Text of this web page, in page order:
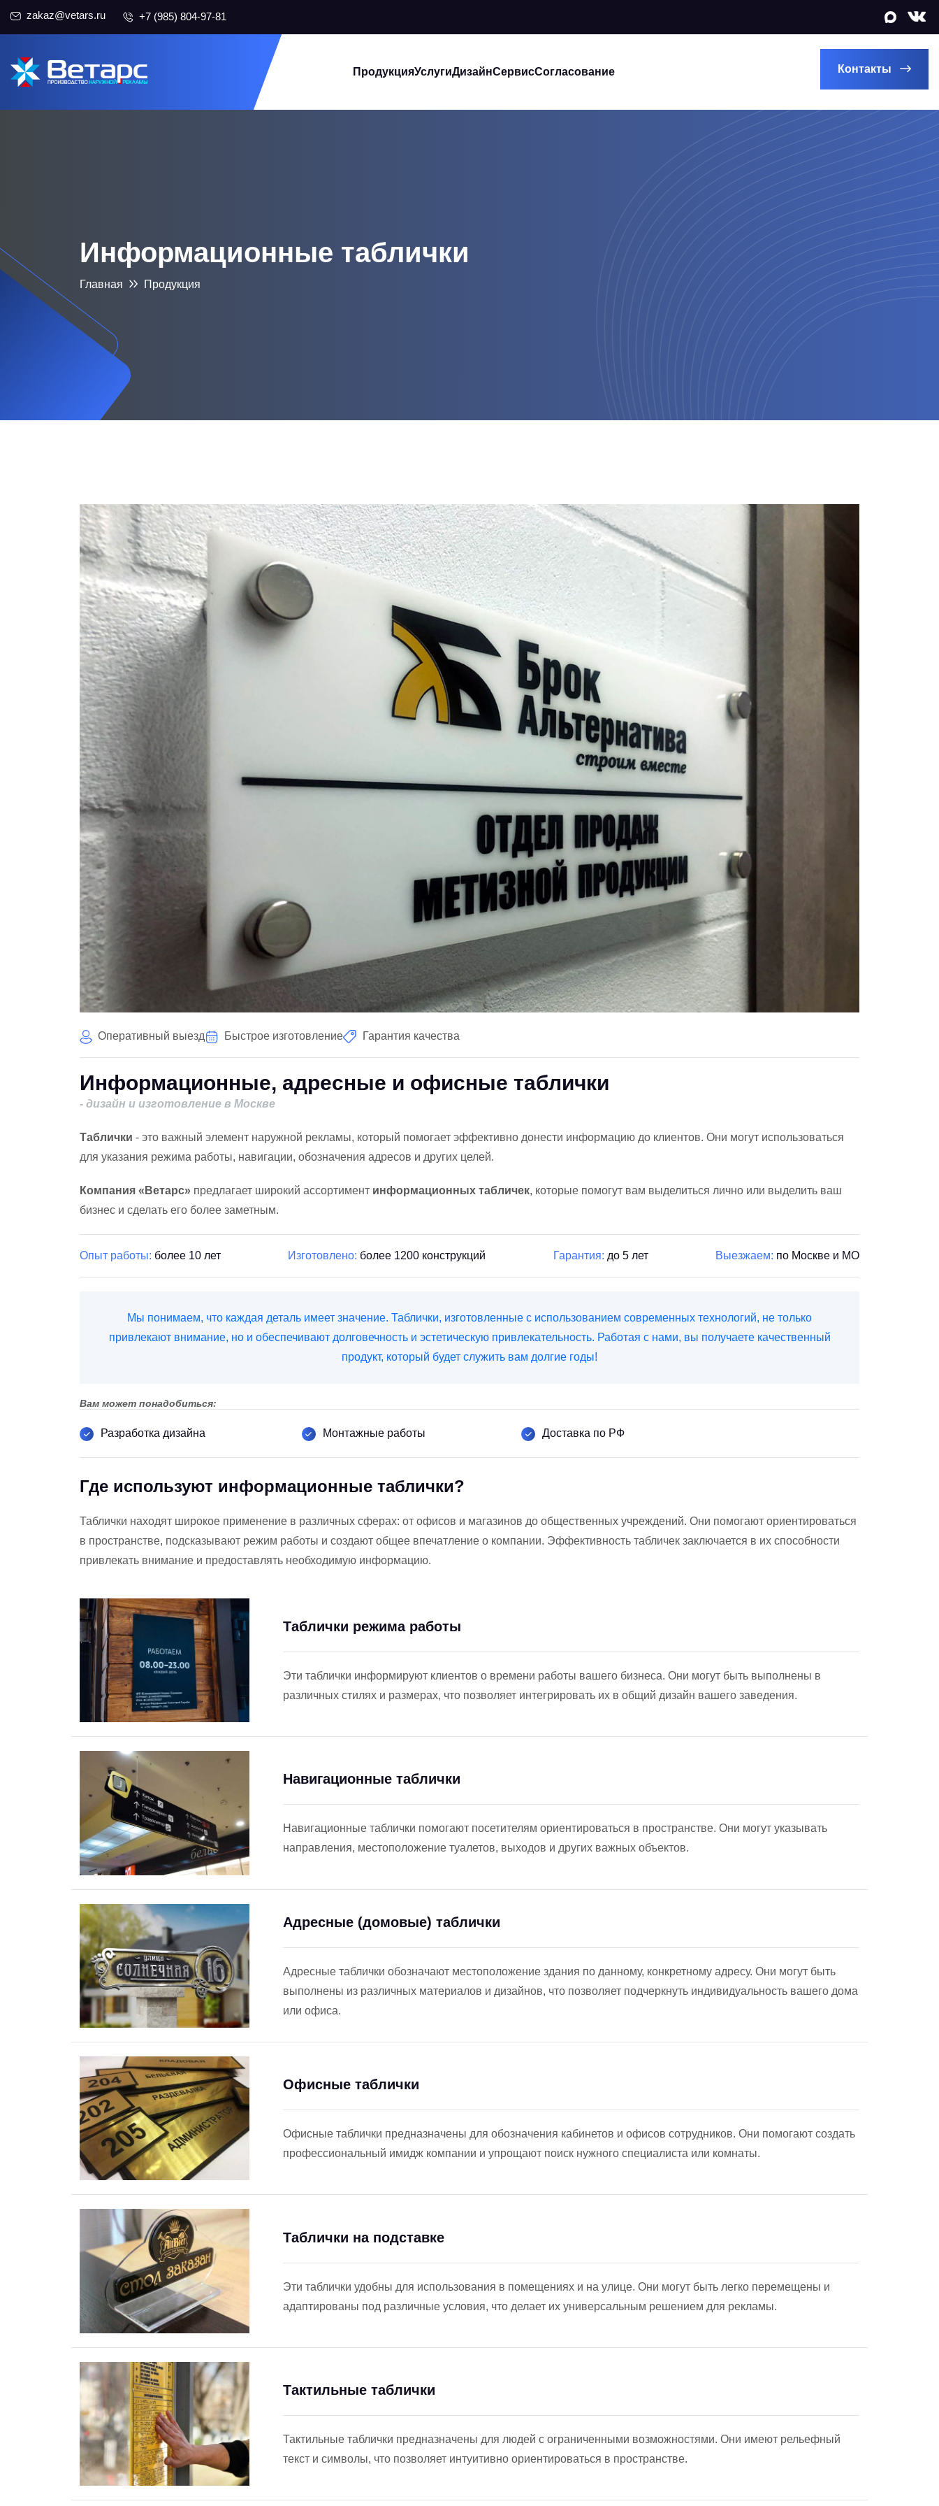
zakaz@vetars.ru +7 (985) 804-97-81
ПродукцияУслугиДизайнСервисСогласование Контакты
Информационные таблички
Главная Продукция
Оперативный выезд Быстрое изготовление Гарантия качества
Информационные, адресные и офисные таблички
- дизайн и изготовление в Москве
Таблички - это важный элемент наружной рекламы, который помогает эффективно донести информацию до клиентов. Они могут использоваться
для указания режима работы, навигации, обозначения адресов и других целей.
Компания «Ветарс» предлагает широкий ассортимент информационных табличек, которые помогут вам выделиться лично или выделить ваш
бизнес и сделать его более заметным.
Опыт работы: более 10 лет Изготовлено: более 1200 конструкций Гарантия: до 5 лет Выезжаем: по Москве и МО
Мы понимаем, что каждая деталь имеет значение. Таблички, изготовленные с использованием современных технологий, не только
привлекают внимание, но и обеспечивают долговечность и эстетическую привлекательность. Работая с нами, вы получаете качественный
продукт, который будет служить вам долгие годы!
Вам может понадобиться:
Разработка дизайна Монтажные работы Доставка по РФ
Где используют информационные таблички?
Таблички находят широкое применение в различных сферах: от офисов и магазинов до общественных учреждений. Они помогают ориентироваться
в пространстве, подсказывают режим работы и создают общее впечатление о компании. Эффективность табличек заключается в их способности
привлекать внимание и предоставлять необходимую информацию.
Таблички режима работы
Эти таблички информируют клиентов о времени работы вашего бизнеса. Они могут быть выполнены в
различных стилях и размерах, что позволяет интегрировать их в общий дизайн вашего заведения.
Навигационные таблички
Навигационные таблички помогают посетителям ориентироваться в пространстве. Они могут указывать
направления, местоположение туалетов, выходов и других важных объектов.
Адресные (домовые) таблички
Адресные таблички обозначают местоположение здания по данному, конкретному адресу. Они могут быть
выполнены из различных материалов и дизайнов, что позволяет подчеркнуть индивидуальность вашего дома
или офиса.
Офисные таблички
Офисные таблички предназначены для обозначения кабинетов и офисов сотрудников. Они помогают создать
профессиональный имидж компании и упрощают поиск нужного специалиста или комнаты.
Таблички на подставке
Эти таблички удобны для использования в помещениях и на улице. Они могут быть легко перемещены и
адаптированы под различные условия, что делает их универсальным решением для рекламы.
Тактильные таблички
Тактильные таблички предназначены для людей с ограниченными возможностями. Они имеют рельефный
текст и символы, что позволяет интуитивно ориентироваться в пространстве.